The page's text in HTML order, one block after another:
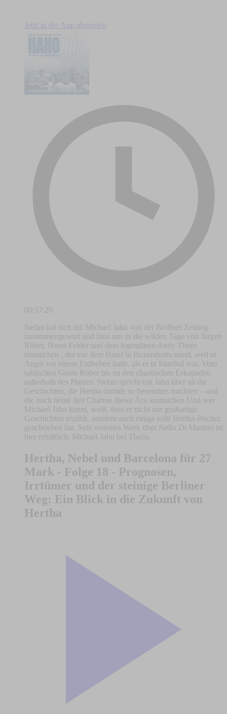
Jetzt in der App abspielen
00:57:20
Stefan hat sich mit Michael Jahn von der Berliner Zeitung
zusammengesetzt und lässt uns in die wilden Tage von Jürgen
Röber, Hansi Felder und dem legendären Andy Thom
eintauchen , der vor dem Hotel in Boxershorts stand, weil er
Angst vor einem Erdbeben hatte, als er in Istanbul war. Vom
taktischen Genie Röber bis zu den chaotischen Eskapaden
außerhalb des Platzes: Stefan spricht mit Jahn über all die
Geschichten, die Hertha damals so besonders machten – und
die noch heute den Charme dieser Ära ausmachen.Und wer
Michael Jahn kennt, weiß, dass er nicht nur großartige
Geschichten erzählt, sondern auch einige tolle Hertha-Bücher
geschrieben hat. Sein neuestes Werk über Nello Di Martino ist
hier erhältlich: Michael Jahn bei Thalia.
Hertha, Nebel und Barcelona für 27
Mark - Folge 18 - Prognosen,
Irrtümer und der steinige Berliner
Weg: Ein Blick in die Zukunft von
Hertha